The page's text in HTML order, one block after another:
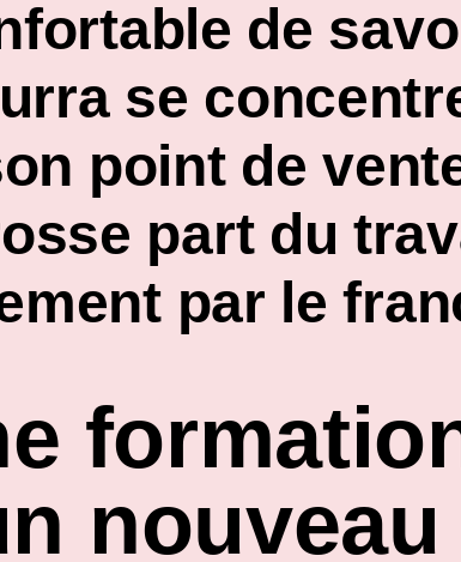
de
se
point de
part du
par le